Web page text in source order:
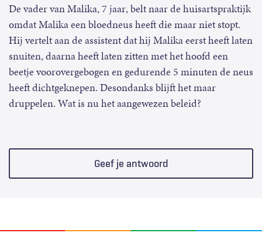
De vader van Malika, 7 jaar, belt naar de huisartspraktijk
omdat Malika een bloedneus heeft die maar niet stopt.
Hij vertelt aan de assistent dat hij Malika eerst heeft laten
snuiten, daarna heeft laten zitten met het hoofd een
beetje voorovergebogen en gedurende 5 minuten de neus
heeft dichtgeknepen. Desondanks blijft het maar
druppelen. Wat is nu het aangewezen beleid?
Geef je antwoord